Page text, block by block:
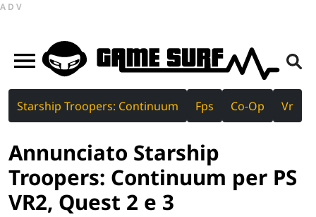
ADV
Starship Troopers: Continuum Fps Co-Op Vr
Annunciato Starship
Troopers: Continuum per PS
VR2, Quest 2 e 3